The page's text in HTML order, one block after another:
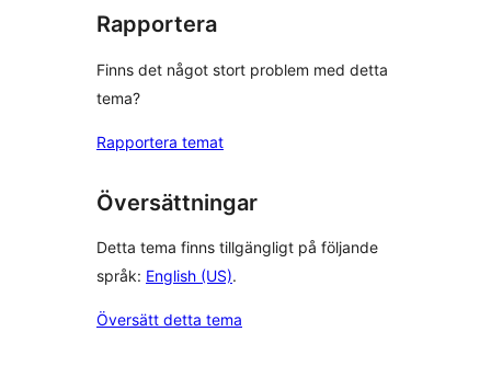
Rapportera
Finns det något stort problem med detta
tema?
Rapportera temat
Översättningar
Detta tema finns tillgängligt på följande
språk: English (US).
Översätt detta tema